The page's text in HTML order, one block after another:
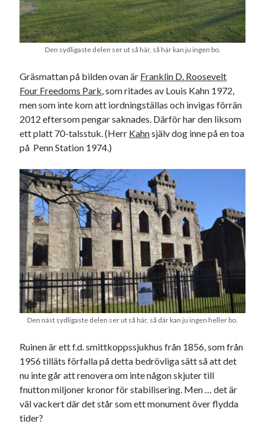
USA
Dessa har något gemensamt
Fantastiskt välformulerad moderecensent
Onödiga citattecken
Dessa har något helt annat gemensamt
En amerikansk språkpolis
Fula biblioteksböcker
Egna länkar
Bokstävlar & AI – mitt levebröd. Gå en kurs!
Den stora bloggläsarvärvsveckan
Godisbrödet från himlen
Köttfärslimpan på allas läppar
Länkskolan
Lotten som Sommarpratare (i fantasin alltså: grupp på FB)
Vad ska du laga för mat idag? (Recept!)
Meta
Flöde för inlägg
Den sydligaste delen ser ut så här, så här kan ju ingen bo.
Gräsmattan på bilden ovan är Franklin D. Roosevelt
Four Freedoms Park , som ritades av Louis Kahn 1972,
men som inte kom att iordningställas och invigas förrän
2012 eftersom pengar saknades. Därför har den liksom
ett platt 70-talsstuk. (Herr Kahnsjälv dog inne på en toa
på Penn Station 1974.)
Den näst sydligaste delen ser ut så här, så där kan ju ingen heller bo.
Ruinen är ett f.d. smittkoppssjukhus från 1856, som från
1956 tilläts förfalla på detta bedrövliga sätt så att det
nu inte går att renovera om inte någon skjuter till
fnutton miljoner kronor för stabilisering. Men … det är
väl vackert där det står som ett monument över flydda
tider?